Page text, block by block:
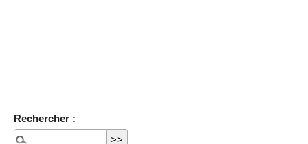
Rechercher :